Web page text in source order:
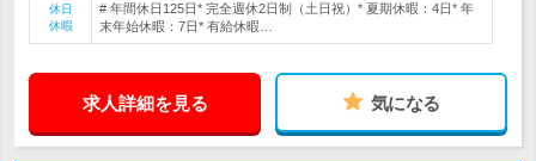
休日
休暇
# 年間休日125日* 完全週休2日制（土日祝）* 夏期休暇：4日* 年
末年始休暇：7日* 有給休暇…
求人詳細を見る 気になる